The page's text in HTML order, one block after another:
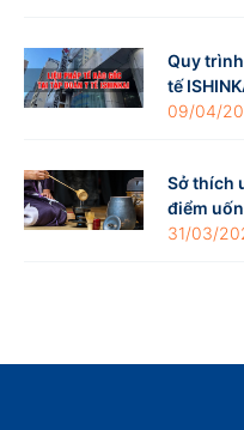
Quy
tế
09/04/
Sở thích
điểm
31/03/